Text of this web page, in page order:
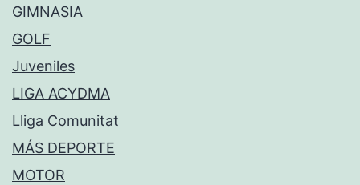
GIMNASIA
GOLF
Juveniles
LIGA ACYDMA
Lliga Comunitat
MÁS DEPORTE
MOTOR